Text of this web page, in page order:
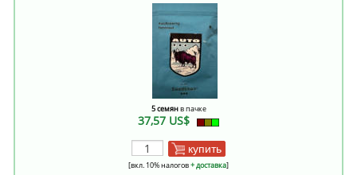
5 семянв пачке
37,57 US$
купить
[вкл. 10% налогов+ доставка]